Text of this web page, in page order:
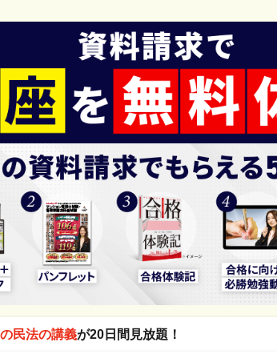
民法の講義が20日間見放題！